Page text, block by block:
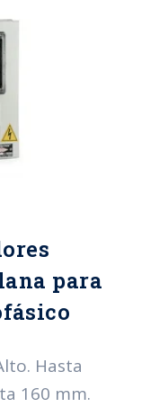
gris
Chapas
perno
para
Hasta
160 mm.